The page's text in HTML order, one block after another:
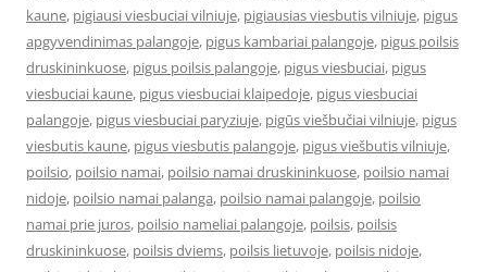
kaune, pigiausi viesbuciai vilniuje, pigiausias viesbutis vilniuje, pigus
apgyvendinimas palangoje, pigus kambariai palangoje, pigus poilsis
druskininkuose, pigus poilsis palangoje, pigus viesbuciai, pigus
viesbuciai kaune, pigus viesbuciai klaipedoje, pigus viesbuciai
palangoje, pigus viesbuciai paryziuje, pigūs viešbučiai vilniuje, pigus
viesbutis kaune, pigus viesbutis palangoje, pigus viešbutis vilniuje,
poilsio, poilsio namai, poilsio namai druskininkuose, poilsio namai
nidoje, poilsio namai palanga, poilsio namai palangoje, poilsio
namai prie juros, poilsio nameliai palangoje, poilsis, poilsis
druskininkuose, poilsis dviems, poilsis lietuvoje, poilsis nidoje,